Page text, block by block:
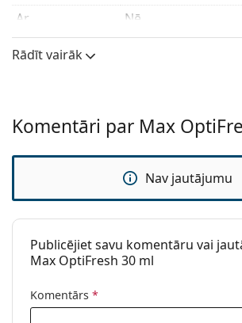
Ar
hialuronskābi:
Nē
Konservanti:
periods pēc
Derīguma
termiņš:
Vismaz 30 mēneši
lēcām:
Jā
Kategorija:
Acu pilieni
Rādīt vairāk
Komentāri par Max
Nav jautājumu
Publicējiet savu komentāru vai
Max OptiFresh 30 ml
Komentārs *